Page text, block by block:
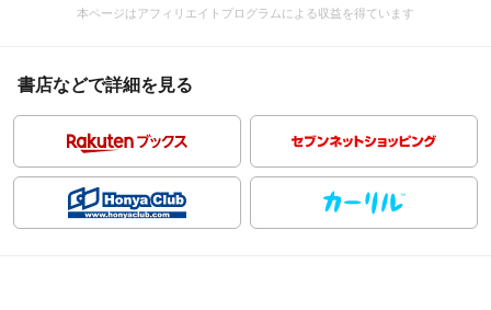
本ページはアフィリエイトプログラムによる収益を得ています
書店などで詳細を見る